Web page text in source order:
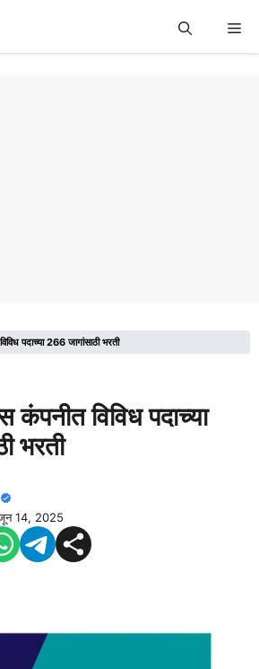
पदाच्या 266 जागांसाठी भरती
विविध पदाच्या
भरती
14, 2025